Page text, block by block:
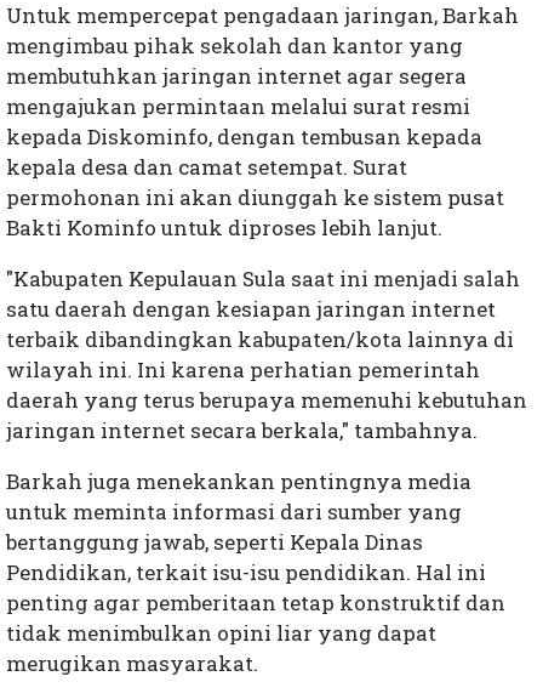
Untuk mempercepat pengadaan jaringan, Barkah
mengimbau pihak sekolah dan kantor yang
membutuhkan jaringan internet agar segera
mengajukan permintaan melalui surat resmi
kepada Diskominfo, dengan tembusan kepada
kepala desa dan camat setempat. Surat
permohonan ini akan diunggah ke sistem pusat
Bakti Kominfo untuk diproses lebih lanjut.
"Kabupaten Kepulauan Sula saat ini menjadi salah
satu daerah dengan kesiapan jaringan internet
terbaik dibandingkan kabupaten/kota lainnya di
wilayah ini. Ini karena perhatian pemerintah
daerah yang terus berupaya memenuhi kebutuhan
jaringan internet secara berkala," tambahnya.
Barkah juga menekankan pentingnya media
untuk meminta informasi dari sumber yang
bertanggung jawab, seperti Kepala Dinas
Pendidikan, terkait isu-isu pendidikan. Hal ini
penting agar pemberitaan tetap konstruktif dan
tidak menimbulkan opini liar yang dapat
merugikan masyarakat.